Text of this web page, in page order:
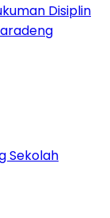
Disiplin
Sekolah